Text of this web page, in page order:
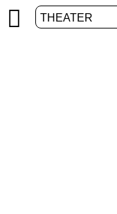
THEATER
